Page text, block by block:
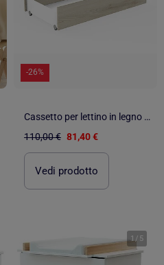
-26%
Cassetto per lettino in legno - BABYPRICE
110,00 € 81,40 €
Vedi prodotto
1 / 5